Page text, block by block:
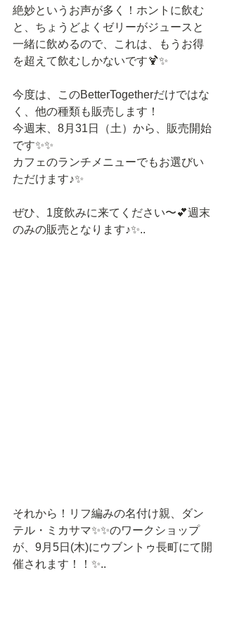
絶妙というお声が多く！ホントに飲む
と、ちょうどよくゼリーがジュースと
一緒に飲めるので、これは、もうお得
を超えて飲むしかないです🍹✨
今度は、このBetterTogetherだけではな
く、他の種類も販売します！
今週末、8月31日（土）から、販売開始
です✨✨
カフェのランチメニューでもお選びい
ただけます♪✨
ぜひ、1度飲みに来てください〜💕週末
のみの販売となります♪✨..
それから！リフ編みの名付け親、ダン
テル・ミカサマ✨✨のワークショップ
が、9月5日(木)にウブントゥ長町にて開
催されます！！✨..